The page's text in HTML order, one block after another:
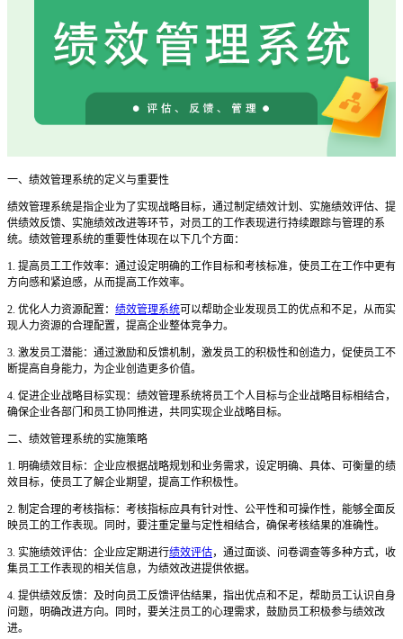
一、绩效管理系统的定义与重要性
绩效管理系统是指企业为了实现战略目标，通过制定绩效计划、实施绩效评估、提
供绩效反馈、实施绩效改进等环节，对员工的工作表现进行持续跟踪与管理的系
统。绩效管理系统的重要性体现在以下几个方面：
1. 提高员工工作效率：通过设定明确的工作目标和考核标准，使员工在工作中更有
方向感和紧迫感，从而提高工作效率。
2. 优化人力资源配置： 绩效管理系统可以帮助企业发现员工的优点和不足，从而实
现人力资源的合理配置，提高企业整体竞争力。
3. 激发员工潜能：通过激励和反馈机制，激发员工的积极性和创造力，促使员工不
断提高自身能力，为企业创造更多价值。
4. 促进企业战略目标实现：绩效管理系统将员工个人目标与企业战略目标相结合，
确保企业各部门和员工协同推进，共同实现企业战略目标。
二、绩效管理系统的实施策略
1. 明确绩效目标：企业应根据战略规划和业务需求，设定明确、具体、可衡量的绩
效目标，使员工了解企业期望，提高工作积极性。
2. 制定合理的考核指标：考核指标应具有针对性、公平性和可操作性，能够全面反
映员工的工作表现。同时，要注重定量与定性相结合，确保考核结果的准确性。
3. 实施绩效评估：企业应定期进行绩效评估，通过面谈、问卷调查等多种方式，收
集员工工作表现的相关信息，为绩效改进提供依据。
4. 提供绩效反馈：及时向员工反馈评估结果，指出优点和不足，帮助员工认识自身
问题，明确改进方向。同时，要关注员工的心理需求，鼓励员工积极参与绩效改
进。